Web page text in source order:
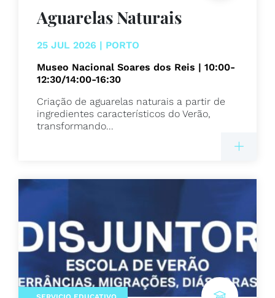
Aguarelas Naturais
25 JUL 2026 | PORTO
Museo Nacional Soares dos Reis | 10:00-
12:30/14:00-16:30
Criação de aguarelas naturais a partir de
ingredientes característicos do Verão,
transformando...